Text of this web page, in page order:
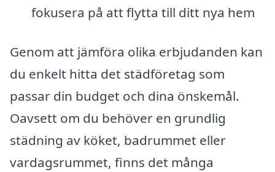
fokusera på att flytta till ditt nya hem
Genom att jämföra olika erbjudanden kan
du enkelt hitta det städföretag som
passar din budget och dina önskemål.
Oavsett om du behöver en grundlig
städning av köket, badrummet eller
vardagsrummet, finns det många